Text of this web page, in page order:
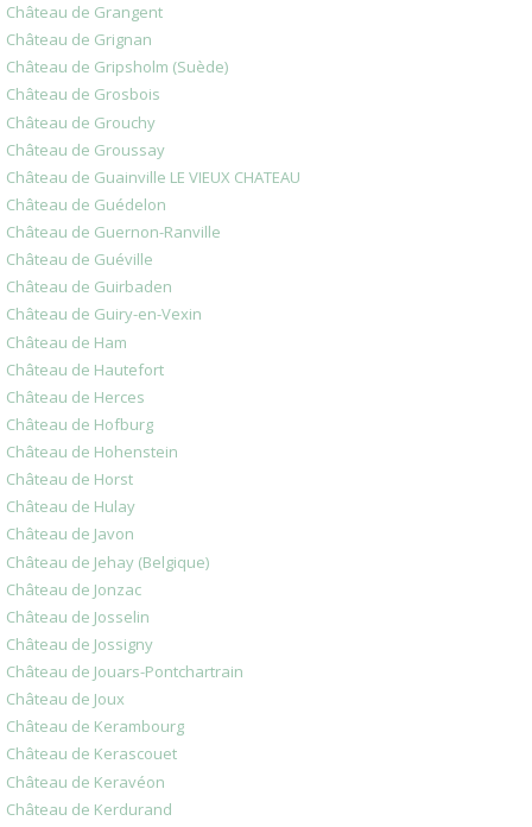
Château de Grangent
Château de Grignan
Château de Gripsholm (Suède)
Château de Grosbois
Château de Grouchy
Château de Groussay
Château de Guainville LE VIEUX CHATEAU
Château de Guédelon
Château de Guernon-Ranville
Château de Guéville
Château de Guirbaden
Château de Guiry-en-Vexin
Château de Ham
Château de Hautefort
Château de Herces
Château de Hofburg
Château de Hohenstein
Château de Horst
Château de Hulay
Château de Javon
Château de Jehay (Belgique)
Château de Jonzac
Château de Josselin
Château de Jossigny
Château de Jouars-Pontchartrain
Château de Joux
Château de Kerambourg
Château de Kerascouet
Château de Keravéon
Château de Kerdurand